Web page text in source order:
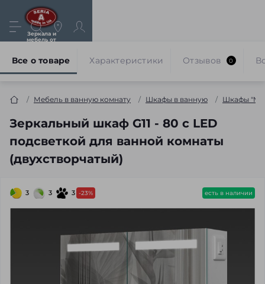
Зеркала и
мебель от
Мебель в ванную комнату Шкафы в ванную Шкафы
Зеркальный шкаф G11 - 80 с LED
подсветкой для ванной комнаты
(двухстворчатый)
Все о товаре Характеристики Отзывов 0
3 3 3 -23% есть в наличии